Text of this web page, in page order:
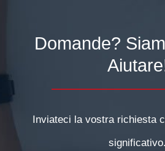
Domande?
Inviateci la vostra richiesta
significativo.